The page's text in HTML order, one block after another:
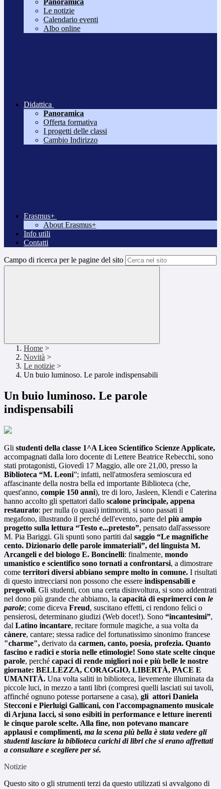
Panoramica
Le notizie
Calendario eventi
Albo online
Didattica
Panoramica
Offerta formativa
I progetti delle classi
Cambio Indirizzo
Erasmus+
About Erasmus+
Info utili
Contatti
Campo di ricerca per le pagine del sito
Home >
Novità >
Le notizie >
Un buio luminoso. Le parole indispensabili
Un buio luminoso. Le parole
indispensabili
Gli studenti della classe 1^A Liceo Scientifico Scienze Applicate,
accompagnati dalla loro docente di Lettere Beatrice Rebecchi, sono
stati protagonisti, Giovedì 17 Maggio, alle ore 21,00, presso la
Biblioteca “M. Leoni”; infatti, nell'atmosfera semioscura ed
affascinante della nostra bella ed importante Biblioteca (che,
quest'anno, compie 150 anni), tre di loro, Jasleen, Klendi e Caterina
hanno accolto gli spettatori dallo scalone principale, appena
restaurato: per nulla (o quasi) intimoriti, si sono passati il
megafono, illustrando il perché dell'evento, parte del più ampio
progetto sulla lettura “Testo e...pretesto”, pensato dall'assessore
M. Pia Bariggi. Gli spunti sono partiti dal saggio “Le magnifiche
cento. Dizionario delle parole immateriali”, del linguista M.
Arcangeli e del biologo E. Boncinelli: finalmente, mondo
umanistico e scientifico sono tornati a confrontarsi, a dimostrare
come territori diversi abbiano sempre molto in comune. I risultati
di questo intrecciarsi non possono che essere indispensabili e
pregevoli. Gli studenti, con una certa disinvoltura, si sono addentrati
nel dono più grande che abbiamo, la capacità di esprimerci con le
parole; come diceva Freud, suscitano effetti, ci rendono felici o
pensierosi, determinano giudizi (Web docet!). Sono “incantesimi”,
dal Latino incantare, recitare formule magiche, a sua volta da
cànere, cantare; stessa radice del fortunatissimo sinonimo francese
"charme", derivato da carmen, canto, poesia, profezia. Quanto
fascino e radici e storia nelle etimologìe! Sono state scelte cinque
parole, perché capaci di rende migliori noi e più belle le nostre
giornate: BELLEZZA, CORAGGIO, LIBERTÀ, PACE E
UMANITÀ. Una volta saliti in biblioteca, lievemente illuminata da
piccole luci, in mezzo a tanti libri (compresi quelli lasciati sui tavoli,
affinché ognuno potesse portarsene a casa), gli attori Daniela
Stecconi e Pierluigi Gallicani, con l'accompagnamento musicale
di Arjuna Iacci, si sono esibiti in performance e letture inerenti
le cinque parole scelte. Alla fine, non potevano mancare
applausi e complimenti, ma la scena più bella è stata vedere gli
studenti lasciare la biblioteca carichi di libri che si erano affrettati
a consultare e scegliere per sé.
Notizie
Questo sito o gli strumenti terzi da questo utilizzati si avvalgono di